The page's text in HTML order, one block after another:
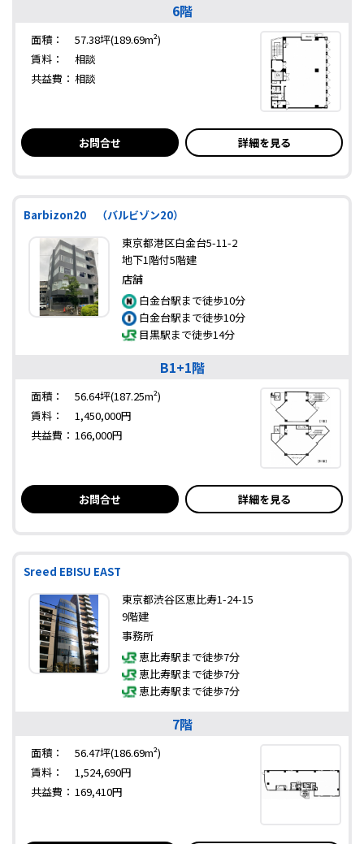
6階
面積：
57.38坪(189.69m²)
賃料：
相談
共益費： 相談
お問合せ 詳細を見る
Barbizon20 （バルビゾン20）
東京都港区白金台5-11-2
地下1階付5階建
店舗
白金台駅まで徒歩10分
白金台駅まで徒歩10分
目黒駅まで徒歩14分
B1+1階
面積：
56.64坪(187.25m²)
賃料：
1,450,000円
共益費： 166,000円
お問合せ 詳細を見る
Sreed EBISU EAST
東京都渋谷区恵比寿1-24-15
9階建
事務所
恵比寿駅まで徒歩7分
恵比寿駅まで徒歩7分
恵比寿駅まで徒歩7分
7階
面積：
56.47坪(186.69m²)
賃料：
1,524,690円
共益費： 169,410円